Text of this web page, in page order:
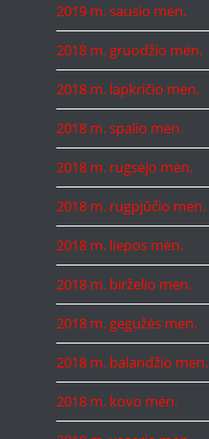
2019 m. sausio mėn.
2018 m. gruodžio mėn.
2018 m. lapkričio mėn.
2018 m. spalio mėn.
2018 m. rugsėjo mėn.
2018 m. rugpjūčio mėn.
2018 m. liepos mėn.
2018 m. birželio mėn.
2018 m. gegužės mėn.
2018 m. balandžio mėn.
2018 m. kovo mėn.